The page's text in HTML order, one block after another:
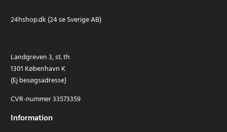
24hshop.dk (24 se Sverige AB)
Landgreven 3, st. th
1301 København K
(Ej besøgsadresse)
CVR-nummer 33573359
Information